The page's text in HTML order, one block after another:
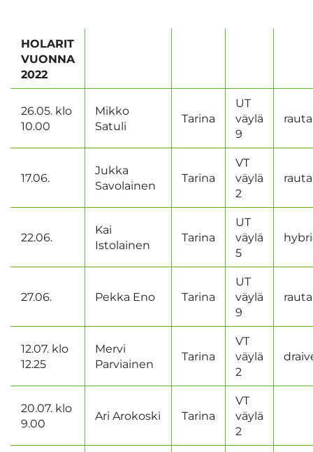
HOLARIT
VUONNA
2022
26.05. klo
10.00
Mikko
Satuli
Tarina
UT
väylä
9
17.06.
Jukka
Savolainen
Tarina
VT
väylä
2
22.06.
Kai
Istolainen
Tarina
UT
väylä
5
27.06. Pekka Eno Tarina
UT
väylä
9
12.07. klo
12.25
Mervi
Parviainen
Tarina
VT
väylä
2
20.07. klo
9.00
Ari Arokoski Tarina
VT
väylä
2